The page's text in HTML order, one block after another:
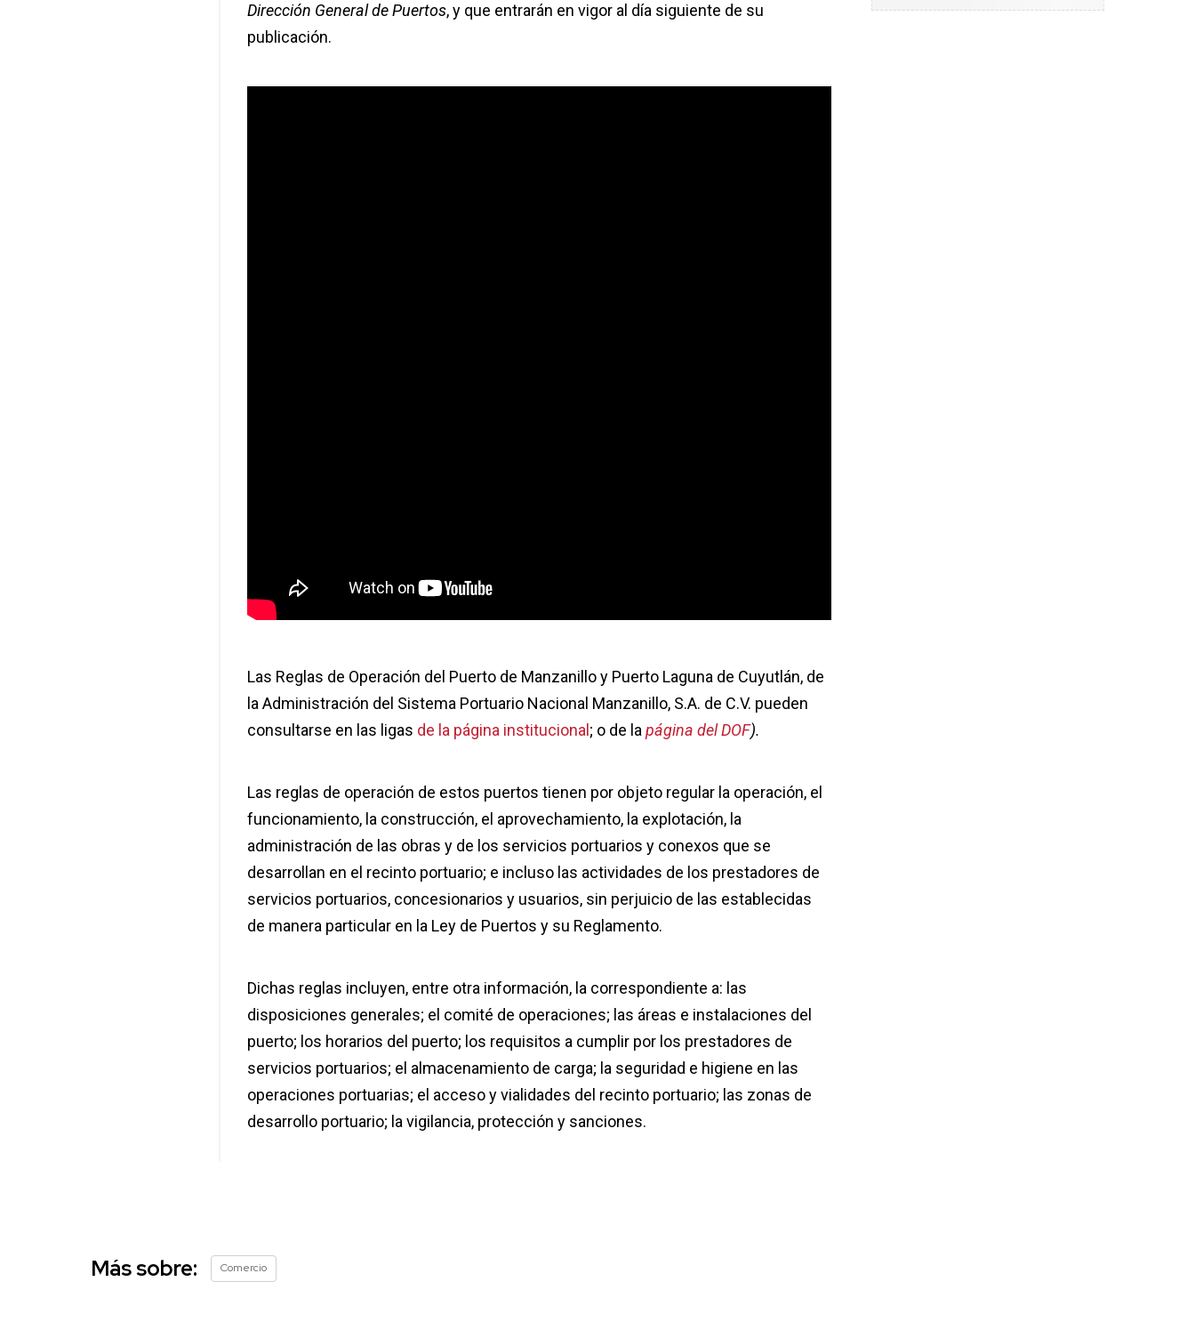
Dirección General de Puertos, y que entrarán en vigor al día siguiente de su
publicación.
Las Reglas de Operación del Puerto de Manzanillo y Puerto Laguna de Cuyutlán, de
la Administración del Sistema Portuario Nacional Manzanillo, S.A. de C.V. pueden
consultarse en las ligas de la página institucional ; o de lapágina del DOF).
Las reglas de operación de estos puertos tienen por objeto regular la operación, el
funcionamiento, la construcción, el aprovechamiento, la explotación, la
administración de las obras y de los servicios portuarios y conexos que se
desarrollan en el recinto portuario; e incluso las actividades de los prestadores de
servicios portuarios, concesionarios y usuarios, sin perjuicio de las establecidas
de manera particular en la Ley de Puertos y su Reglamento.
Dichas reglas incluyen, entre otra información, la correspondiente a: las
disposiciones generales; el comité de operaciones; las áreas e instalaciones del
puerto; los horarios del puerto; los requisitos a cumplir por los prestadores de
servicios portuarios; el almacenamiento de carga; la seguridad e higiene en las
operaciones portuarias; el acceso y vialidades del recinto portuario; las zonas de
desarrollo portuario; la vigilancia, protección y sanciones.
Más sobre: Comercio